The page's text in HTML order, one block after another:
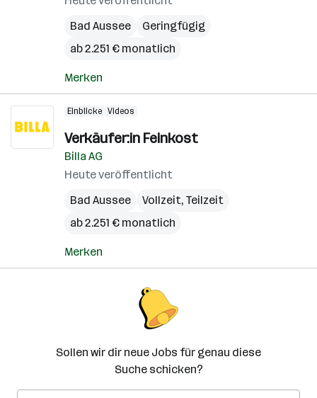
Bad Aussee
Geringfügig
ab 2.251 € monatlich
Merken
Einblicke Videos
Verkäufer:in Feinkost
Billa AG
Heute veröffentlicht
Bad Aussee
Vollzeit, Teilzeit
ab 2.251 € monatlich
Merken
Sollen wir dir neue Jobs für genau diese
Suche schicken?